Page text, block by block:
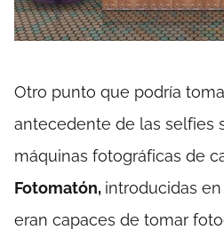
Otro punto que podría
antecedente de las selfies
máquinas fotográficas de
Fotomatón, introducidas
eran capaces de tomar